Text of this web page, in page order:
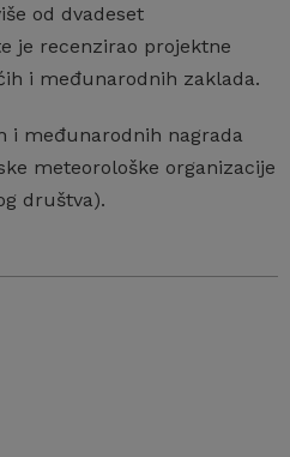
od dvadeset
je recenzirao projektne
i međunarodnih zaklada.
i međunarodnih nagrada
meteorološke organizacije
društva).